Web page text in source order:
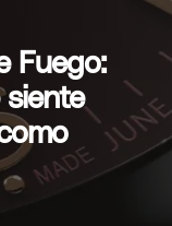
Fuego: